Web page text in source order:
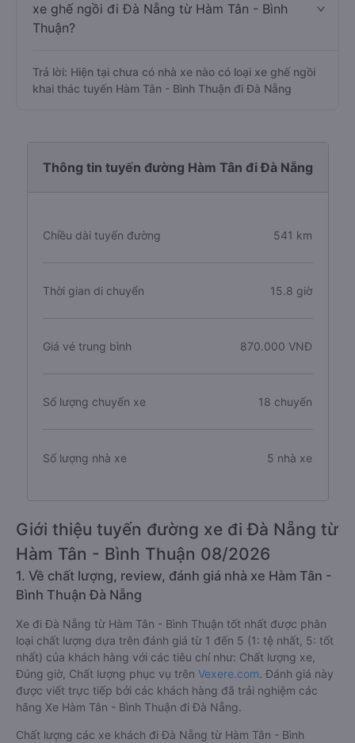
xe ghế ngồi đi Đà Nẵng từ Hàm Tân - Bình
Thuận?
Trả lời: Hiện tại chưa có nhà xe nào có loại xe ghế ngồi
khai thác tuyến Hàm Tân - Bình Thuận đi Đà Nẵng
Thông tin tuyến đường Hàm Tân đi Đà Nẵng
Chiều dài tuyến đường 541 km
Thời gian di chuyển 15.8 giờ
Giá vé trung bình 870.000 VNĐ
Số lượng chuyến xe 18 chuyến
Số lượng nhà xe 5 nhà xe
Giới thiệu tuyến đường xe đi Đà Nẵng từ
Hàm Tân - Bình Thuận 08/2026
1. Về chất lượng, review, đánh giá nhà xe Hàm Tân -
Bình Thuận Đà Nẵng
Xe đi Đà Nẵng từ Hàm Tân - Bình Thuận tốt nhất được phân
loại chất lượng dựa trên đánh giá từ 1 đến 5 (1: tệ nhất, 5: tốt
nhất) của khách hàng với các tiêu chí như: Chất lượng xe,
Đúng giờ, Chất lượng phục vụ trên Vexere.com. Đánh giá này
được viết trực tiếp bởi các khách hàng đã trải nghiệm các
hãng Xe Hàm Tân - Bình Thuận đi Đà Nẵng.
Chất lượng các xe khách đi Đà Nẵng từ Hàm Tân - Bình